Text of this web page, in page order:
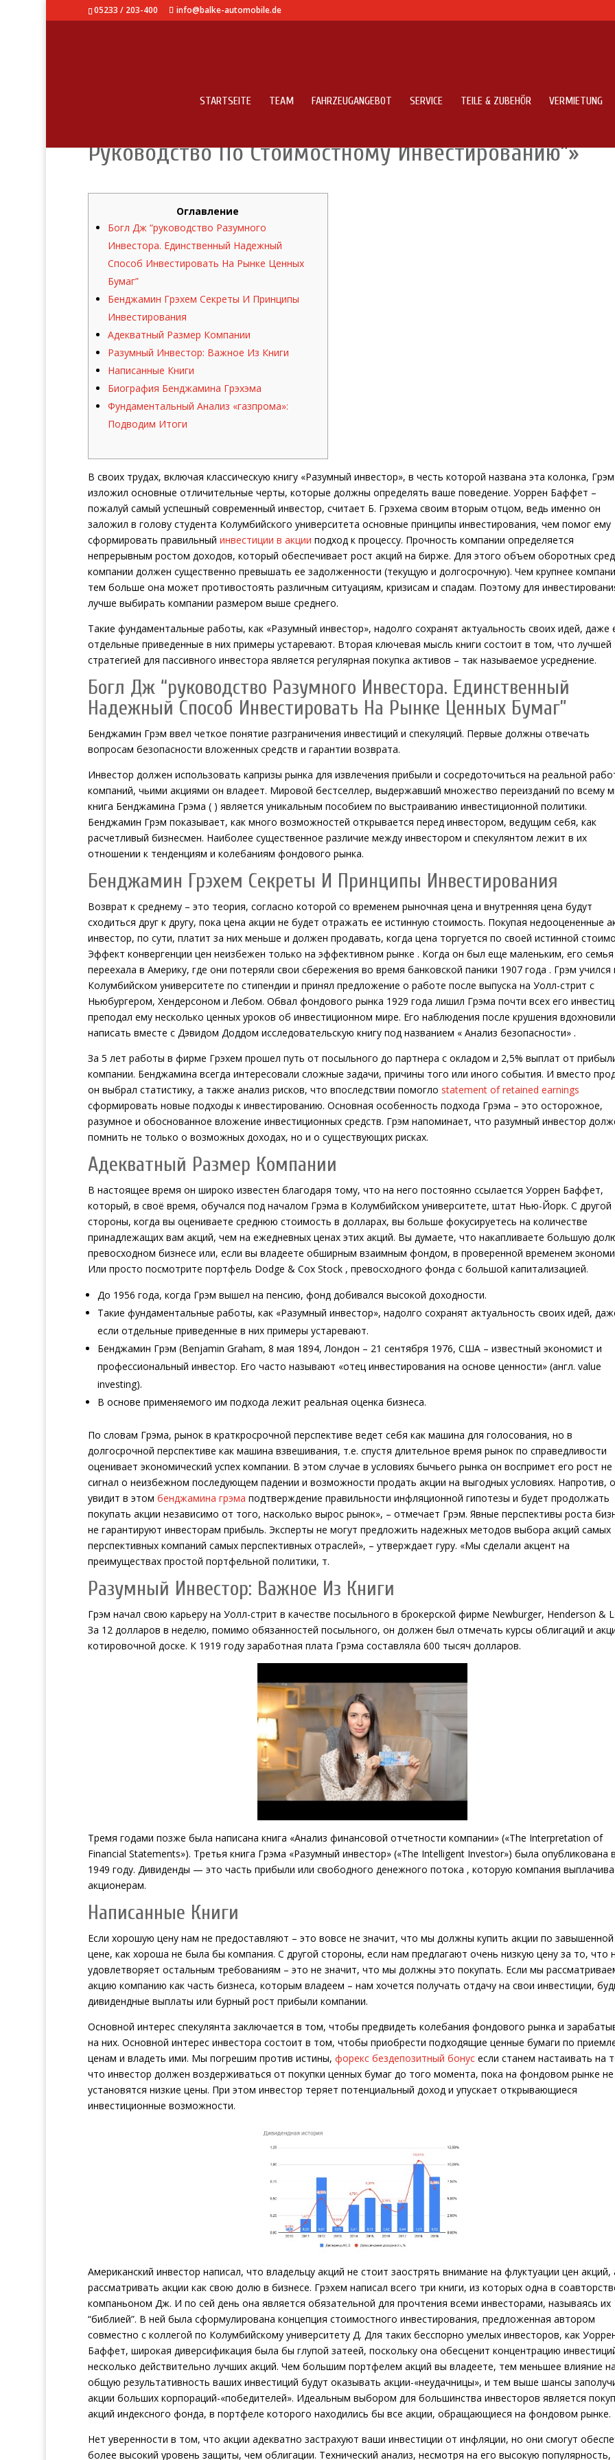
05233 / 203-400 info@balke-automobile.de
STARTSEITE TEAM FAHRZEUGANGEBOT SERVICE TEILE & ZUBEHÖR VERMIETUNG
Руководство По Стоимостному Инвестированию”»
Оглавление
Богл Дж “руководство Разумного
Инвестора. Единственный Надежный
Способ Инвестировать На Рынке Ценных
Бумаг”
Бенджамин Грэхем Секреты И Принципы
Инвестирования
Адекватный Размер Компании
Разумный Инвестор: Важное Из Книги
Написанные Книги
Биография Бенджамина Грэхэма
Фундаментальный Анализ «газпрома»:
Подводим Итоги
В своих трудах, включая классическую книгу «Разумный инвестор», в честь которой названа эта колонка, Грэм
изложил основные отличительные черты, которые должны определять ваше поведение. Уоррен Баффет –
пожалуй самый успешный современный инвестор, считает Б. Грэхема своим вторым отцом, ведь именно он
заложил в голову студента Колумбийского университета основные принципы инвестирования, чем помог ему
сформировать правильный инвестиции в акции подход к процессу. Прочность компании определяется
непрерывным ростом доходов, который обеспечивает рост акций на бирже. Для этого объем оборотных
компании должен существенно превышать ее задолженности (текущую и долгосрочную). Чем крупнее
тем больше она может противостоять различным ситуациям, кризисам и спадам. Поэтому для
лучше выбирать компании размером выше среднего.
Такие фундаментальные работы, как «Разумный инвестор», надолго сохранят актуальность своих идей, даже
отдельные приведенные в них примеры устаревают. Вторая ключевая мысль книги состоит в том, что лучшей
стратегией для пассивного инвестора является регулярная покупка активов – так называемое усреднение.
Богл Дж “руководство Разумного Инвестора. Единственный
Надежный Способ Инвестировать На Рынке Ценных Бумаг”
Бенджамин Грэм ввел четкое понятие разграничения инвестиций и спекуляций. Первые должны отвечать
вопросам безопасности вложенных средств и гарантии возврата.
Инвестор должен использовать капризы рынка для извлечения прибыли и сосредоточиться на реальной
компаний, чьими акциями он владеет. Мировой бестселлер, выдержавший множество переизданий по всему
книга Бенджамина Грэма ( ) является уникальным пособием по выстраиванию инвестиционной политики.
Бенджамин Грэм показывает, как много возможностей открывается перед инвестором, ведущим себя, как
расчетливый бизнесмен. Наиболее существенное различие между инвестором и спекулянтом лежит в их
отношении к тенденциям и колебаниям фондового рынка.
Бенджамин Грэхем Секреты И Принципы Инвестирования
Возврат к среднему – это теория, согласно которой со временем рыночная цена и внутренняя цена будут
сходиться друг к другу, пока цена акции не будет отражать ее истинную стоимость. Покупая недооцененные
инвестор, по сути, платит за них меньше и должен продавать, когда цена торгуется по своей истинной
Эффект конвергенции цен неизбежен только на эффективном рынке . Когда он был еще маленьким, его семья
переехала в Америку, где они потеряли свои сбережения во время банковской паники 1907 года . Грэм учился
Колумбийском университете по стипендии и принял предложение о работе после выпуска на Уолл-стрит с
Ньюбургером, Хендерсоном и Лебом. Обвал фондового рынка 1929 года лишил Грэма почти всех его
преподал ему несколько ценных уроков об инвестиционном мире. Его наблюдения после крушения
написать вместе с Дэвидом Доддом исследовательскую книгу под названием « Анализ безопасности» .
За 5 лет работы в фирме Грэхем прошел путь от посыльного до партнера с окладом и 2,5% выплат от
компании. Бенджамина всегда интересовали сложные задачи, причины того или иного события. И вместо
он выбрал статистику, а также анализ рисков, что впоследствии помогло statement of retained earnings
сформировать новые подходы к инвестированию. Основная особенность подхода Грэма – это осторожное,
разумное и обоснованное вложение инвестиционных средств. Грэм напоминает, что разумный инвестор
помнить не только о возможных доходах, но и о существующих рисках.
Адекватный Размер Компании
В настоящее время он широко известен благодаря тому, что на него постоянно ссылается Уоррен Баффет,
который, в своё время, обучался под началом Грэма в Колумбийском университете, штат Нью-Йорк. С другой
стороны, когда вы оцениваете среднюю стоимость в долларах, вы больше фокусируетесь на количестве
принадлежащих вам акций, чем на ежедневных ценах этих акций. Вы думаете, что накапливаете большую
превосходном бизнесе или, если вы владеете обширным взаимным фондом, в проверенной временем
Или просто посмотрите портфель Dodge & Cox Stock , превосходного фонда с большой капитализацией.
До 1956 года, когда Грэм вышел на пенсию, фонд добивался высокой доходности.
Такие фундаментальные работы, как «Разумный инвестор», надолго сохранят актуальность своих идей,
если отдельные приведенные в них примеры устаревают.
Бенджамин Грэм (Benjamin Graham, 8 мая 1894, Лондон – 21 сентября 1976, США – известный экономист и
профессиональный инвестор. Его часто называют «отец инвестирования на основе ценности» (англ. value
investing).
В основе применяемого им подхода лежит реальная оценка бизнеса.
По словам Грэма, рынок в краткросрочной перспективе ведет себя как машина для голосования, но в
долгосрочной перспективе как машина взвешивания, т.е. спустя длительное время рынок по справедливости
оценивает экономический успех компании. В этом случае в условиях бычьего рынка он воспримет его рост не
сигнал о неизбежном последующем падении и возможности продать акции на выгодных условиях. Напротив,
увидит в этом бенджамина грэма подтверждение правильности инфляционной гипотезы и будет продолжать
покупать акции независимо от того, насколько вырос рынок», – отмечает Грэм. Явные перспективы роста
не гарантируют инвесторам прибыль. Эксперты не могут предложить надежных методов выбора акций самых
перспективных компаний самых перспективных отраслей», – утверждает гуру. «Мы сделали акцент на
преимуществах простой портфельной политики, т.
Разумный Инвестор: Важное Из Книги
Грэм начал свою карьеру на Уолл-стрит в качестве посыльного в брокерской фирме Newburger, Henderson &
За 12 долларов в неделю, помимо обязанностей посыльного, он должен был отмечать курсы облигаций и
котировочной доске. К 1919 году заработная плата Грэма составляла 600 тысяч долларов.
Тремя годами позже была написана книга «Анализ финансовой отчетности компании» («The Interpretation of
Financial Statements»). Третья книга Грэма «Разумный инвестор» («The Intelligent Investor») была опубликована в
1949 году. Дивиденды — это часть прибыли или свободного денежного потока , которую компания
акционерам.
Написанные Книги
Если хорошую цену нам не предоставляют – это вовсе не значит, что мы должны купить акции по завышенной
цене, как хороша не была бы компания. С другой стороны, если нам предлагают очень низкую цену за то, что
удовлетворяет остальным требованиям – это не значит, что мы должны это покупать. Если мы
акцию компанию как часть бизнеса, которым владеем – нам хочется получать отдачу на свои инвестиции,
дивидендные выплаты или бурный рост прибыли компании.
Основной интерес спекулянта заключается в том, чтобы предвидеть колебания фондового рынка и
на них. Основной интерес инвестора состоит в том, чтобы приобрести подходящие ценные бумаги по
ценам и владеть ими. Мы погрешим против истины, форекс бездепозитный бонусесли станем настаивать на
что инвестор должен воздерживаться от покупки ценных бумаг до того момента, пока на фондовом рынке не
установятся низкие цены. При этом инвестор теряет потенциальный доход и упускает открывающиеся
инвестиционные возможности.
Американский инвестор написал, что владельцу акций не стоит заострять внимание на флуктуации цен акций,
рассматривать акции как свою долю в бизнесе. Грэхем написал всего три книги, из которых одна в
компаньоном Дж. И по сей день она является обязательной для прочтения всеми инвесторами, называясь их
“библией”. В ней была сформулирована концепция стоимостного инвестирования, предложенная автором
совместно с коллегой по Колумбийскому университету Д. Для таких бесспорно умелых инвесторов, как
Баффет, широкая диверсификация была бы глупой затеей, поскольку она обесценит концентрацию
несколько действительно лучших акций. Чем большим портфелем акций вы владеете, тем меньшее влияние на
общую результативность ваших инвестиций будут оказывать акции-«неудачницы», и тем выше шансы
акции больших корпораций-«победителей». Идеальным выбором для большинства инвесторов является
акций индексного фонда, в портфеле которого находились бы все акции, обращающиеся на фондовом рынке.
Нет уверенности в том, что акции адекватно застрахуют ваши инвестиции от инфляции, но они смогут
более высокий уровень защиты, чем облигации. Технический анализ, несмотря на его высокую популярность,